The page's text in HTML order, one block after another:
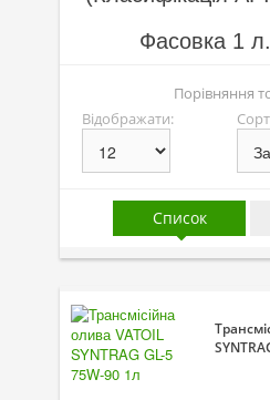
Лінійка олив Top Tec
Лінійка олив Special Tec
Лінійка олив Optimal
Присадки
Присадки до систем
Присадки в паливо
Фасовка 1
Порівняння
Відображати:
Список